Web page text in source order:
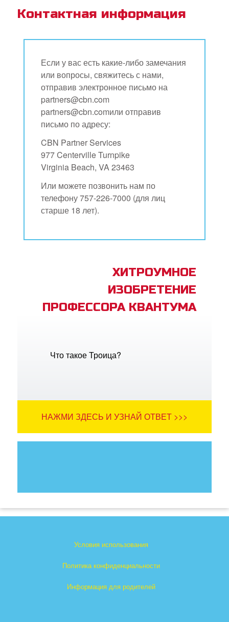
Контактная информация
Если у вас есть какие-либо замечания
или вопросы, свяжитесь с нами,
отправив электронное письмо на
partners@cbn.com
partners@cbn.comили отправив
письмо по адресу:
CBN Partner Services
977 Centerville Turnpike
Virginia Beach, VA 23463
Или можете позвонить нам по
телефону 757-226-7000 (для лиц
старше 18 лет).
ХИТРОУМНОЕ
ИЗОБРЕТЕНИЕ
ПРОФЕССОРА КВАНТУМА
Что такое Троица?
НАЖМИ ЗДЕСЬ И УЗНАЙ ОТВЕТ >>>
Условия использования
Политика конфиденциальности
Информация для родителей